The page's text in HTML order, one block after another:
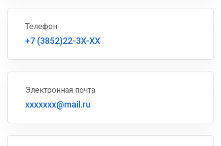
Телефон
+7 (3852)22-3X-XX
Электронная почта
xxxxxxx@mail.ru